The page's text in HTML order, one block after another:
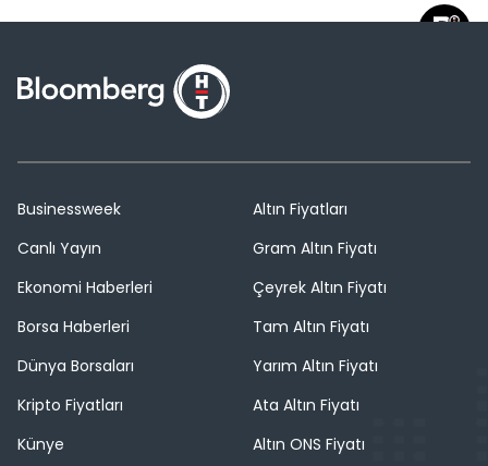
Businessweek
Canlı Yayın
Ekonomi Haberleri
Borsa Haberleri
Dünya Borsaları
Kripto Fiyatları
Künye
Altın Fiyatları
Gram Altın Fiyatı
Çeyrek Altın Fiyatı
Tam Altın Fiyatı
Yarım Altın Fiyatı
Ata Altın Fiyatı
Altın ONS Fiyatı